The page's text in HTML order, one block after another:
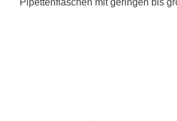
Pipettenflaschen mit geringen bis